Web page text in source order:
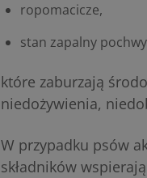
ropomacicze,
stan zapalny
które zaburzają
niedożywienia,
W przypadku psów
składników